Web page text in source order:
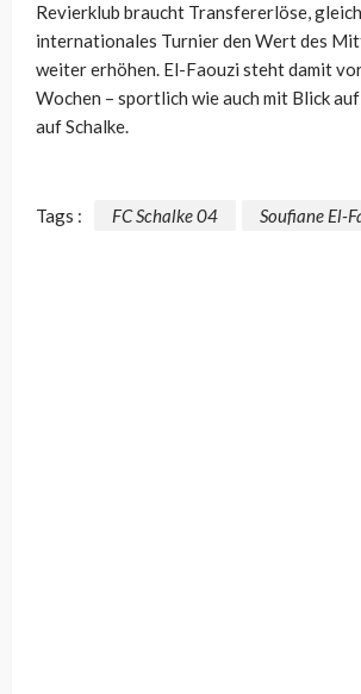
Revierklub braucht Transfererlöse,
internationales Turnier den Wert des
weiter erhöhen. El-Faouzi steht damit
Wochen – sportlich wie auch mit Blick
auf Schalke.
Tags : FC Schalke 04 Soufiane El-